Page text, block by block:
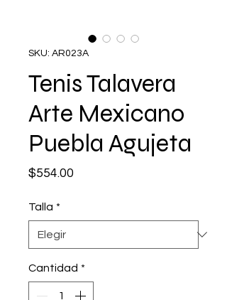
SKU: AR023A
Tenis Talavera
Arte Mexicano
Puebla Agujeta
$554.00
Talla *
Cantidad *